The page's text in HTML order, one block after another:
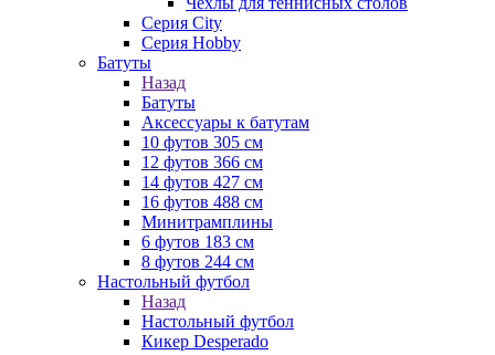
Серия City
Серия Hobby
Батуты
Назад
Батуты
Аксессуары к батутам
10 футов 305 см
12 футов 366 см
14 футов 427 см
16 футов 488 см
Минитрамплины
6 футов 183 см
8 футов 244 см
Настольный футбол
Назад
Настольный футбол
Кикер Desperado